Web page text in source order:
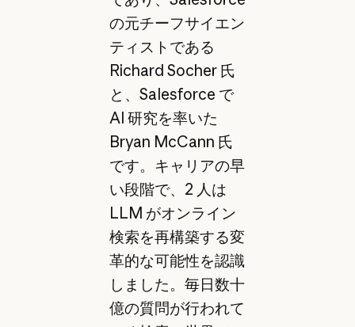
の元チーフサイエン
ティストである
Richard Socher 氏
と、Salesforce で
AI 研究を率いた
Bryan McCann 氏
です。キャリアの早
い段階で、2 人は
LLM がオンライン
検索を再構築する変
革的な可能性を認識
しました。毎日数十
億の質問が行われて